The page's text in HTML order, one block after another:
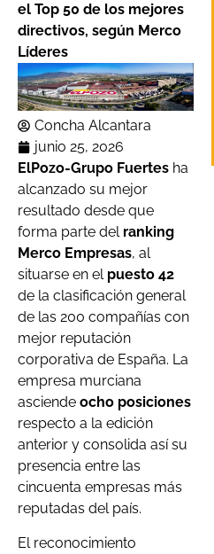
el Top 50 de los mejores
directivos, según Merco
Líderes
Concha Alcantara
junio 25, 2026
ElPozo-Grupo Fuertes ha
alcanzado su mejor
resultado desde que
forma parte del ranking
Merco Empresas, al
situarse en el puesto 42
de la clasificación general
de las 200 compañías con
mejor reputación
corporativa de España. La
empresa murciana
asciende ocho posiciones
respecto a la edición
anterior y consolida así su
presencia entre las
cincuenta empresas más
reputadas del país.
El reconocimiento